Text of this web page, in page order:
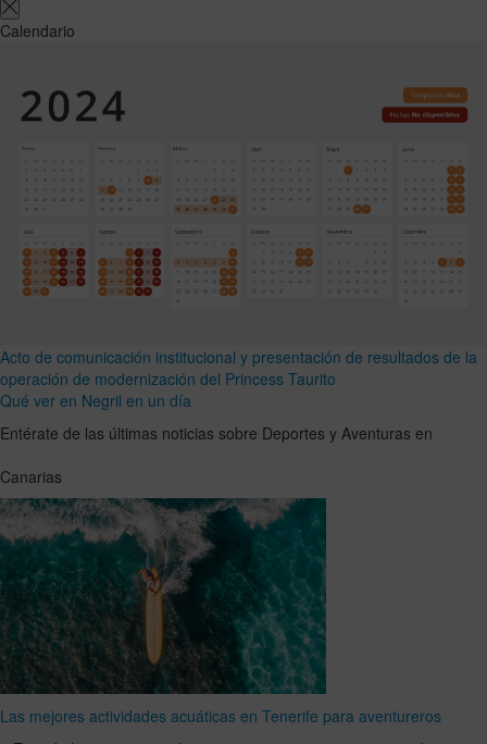
Calendario
Acto de comunicación institucional y presentación de resultados de la
operación de modernización del Princess Taurito
Qué ver en Negril en un día
Entérate de las últimas noticias sobre Deportes y Aventuras en
Canarias
Las mejores actividades acuáticas en Tenerife para aventureros